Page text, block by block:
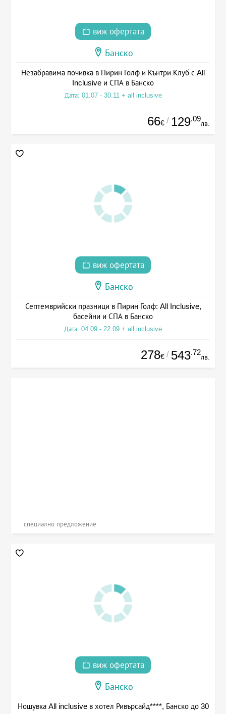
виж офертата
Банско
Незабравима почивка в Пирин Голф и Кънтри Клуб с All
Inclusive и СПА в Банско
Дата: 01.07 - 30.11 + all inclusive
66€ / 129.09
лв.
виж офертата
Банско
Септемврийски празници в Пирин Голф: All Inclusive,
басейни и СПА в Банско
Дата: 04.09 - 22.09 + all inclusive
278€ / 543.72
лв.
специално предложение
виж офертата
Банско
Нощувка All inclusive в хотел Ривърсайд****, Банско до 30